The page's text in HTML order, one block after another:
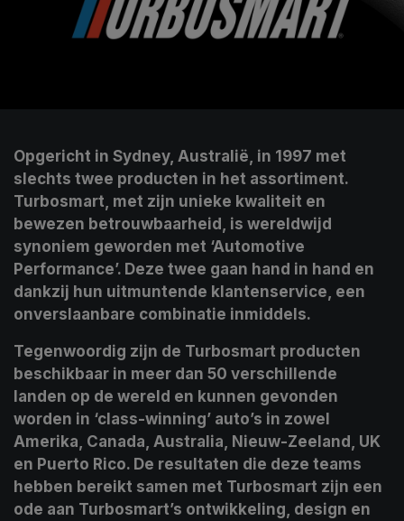
Opgericht in Sydney, Australië, in 1997 met
slechts twee producten in het assortiment.
Turbosmart, met zijn unieke kwaliteit en
bewezen betrouwbaarheid, is wereldwijd
synoniem geworden met ‘Automotive
Performance’. Deze twee gaan hand in hand en
dankzij hun uitmuntende klantenservice, een
onverslaanbare combinatie inmiddels.
Tegenwoordig zijn de Turbosmart producten
beschikbaar in meer dan 50 verschillende
landen op de wereld en kunnen gevonden
worden in ‘class-winning’ auto’s in zowel
Amerika, Canada, Australia, Nieuw-Zeeland, UK
en Puerto Rico. De resultaten die deze teams
hebben bereikt samen met Turbosmart zijn een
ode aan Turbosmart’s ontwikkeling, design en